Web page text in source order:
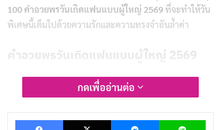
100 คำอวยพรวันเกิดแฟนแบบผู้ใหญ่ 2569ที่จะทำให้วัน
พิเศษนี้เต็มไปด้วยความรักและความทรงจำอันล้ำค่า
คำอวยพรวันเกิดแฟนแบบผู้ใหญ่ 2569
ขอให้วันเกิดของเราเต็มไปด้วยความสุขและความรักที่
รักของเราเติบโตขึ้นทุกวัน ขอให้วันเกิดนี้พิเศษเหมือน
ใจเรา
กดเพื่ออ่านต่อ
Facebook X Messenger Line